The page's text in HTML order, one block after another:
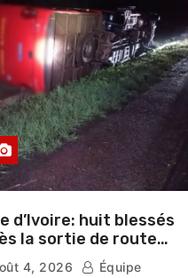
d’Ivoire: huit blessés
la sortie de route
car près de
4, 2026
Équipe